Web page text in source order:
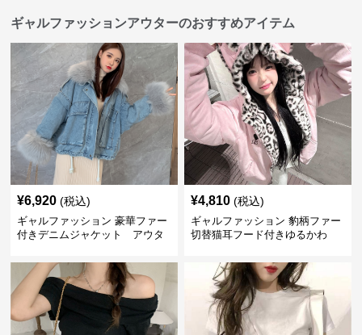
ギャルファッションアウターのおすすめアイテム
¥6,920 (税込)
ギャルファッション 豪華ファー
付きデニムジャケット アウタ
¥4,810 (税込)
ギャルファッション 豹柄ファー
切替猫耳フード付きゆるかわ